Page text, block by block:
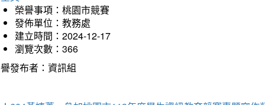
榮譽事項：桃園市競賽
發佈單位：教務處
建立時間：2024-12-17
瀏覽次數：366
發布者：資訊組